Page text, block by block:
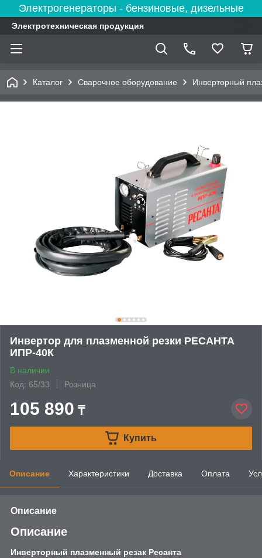
Электрогенераторы - бензиновые, дизельные
Электротехническая продукция
Каталог Сварочное оборудование Инверторный
Инвертор для плазменной резки РЕСАНТА
ИПР-40К
В наличии
Код: 65/33
Розница
105 890 ₸
Купить
Описание Характеристики Доставка Оплата
Описание
Описание
Инверторный плазменный резак Ресанта